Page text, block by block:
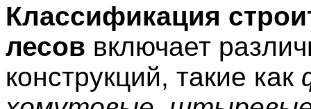
Классификация
лесов включает
конструкций, такие как